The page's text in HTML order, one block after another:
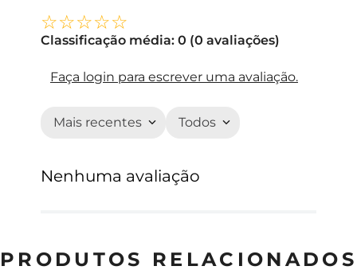
☆☆☆☆☆
Classificação média: 0 (0 avaliações)
Faça login para escrever uma avaliação.
Mais recentes Todos
Nenhuma avaliação
PRODUTOS RELACIONADOS